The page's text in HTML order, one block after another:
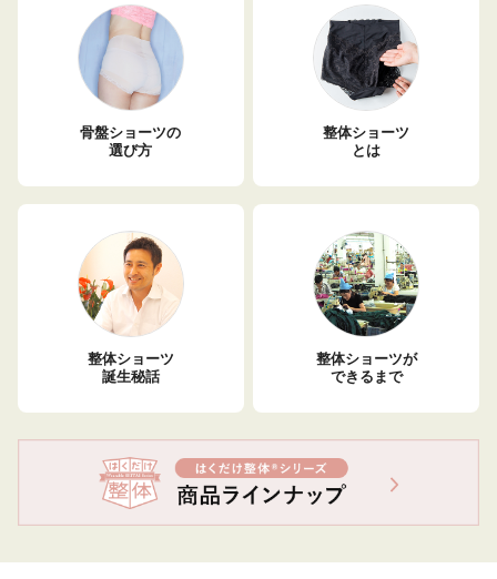
骨盤ショーツの
選び方
整体ショーツ
とは
整体ショーツ
誕生秘話
整体ショーツが
できるまで